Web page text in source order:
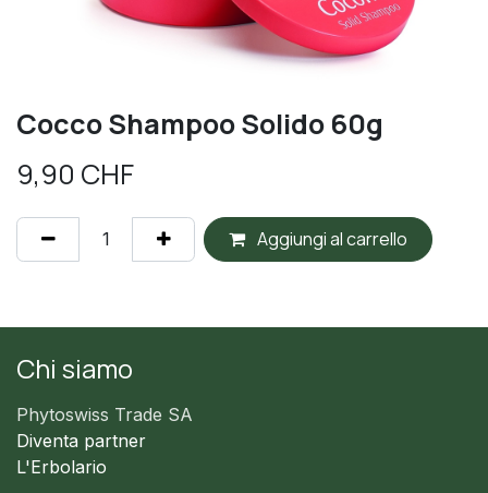
Cocco Shampoo Solido 60g
9,90 CHF
Aggiungi al carrello
Chi siamo
Phytoswiss Trade SA
Diventa partner
L'Erbolario